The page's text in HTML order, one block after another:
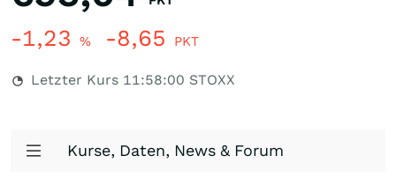
-1,23 % -8,65 PKT
Letzter Kurs 11:58:00 STOXX
Kurse, Daten, News & Forum